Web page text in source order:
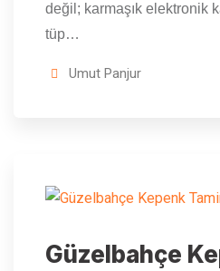
değil; karmaşık elektronik
tüp…
Umut Panjur
Güzelbahçe